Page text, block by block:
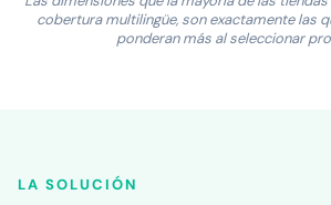
cobertura multilingüe, son exactamente las
ponderan más al seleccionar
LA SOLUCIÓN